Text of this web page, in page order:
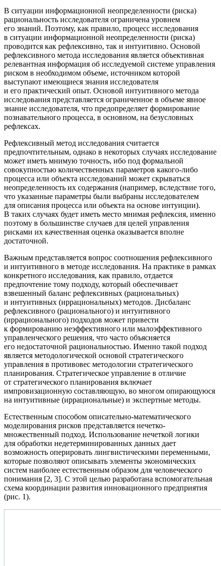
В ситуации информационной неопределенности (риска)
рациональность исследователя ограничена уровнем
его знаний. Поэтому, как правило, процесс исследования
в ситуации информационной неопределенности (риска)
проводится как рефлексивно, так и интуитивно. Основой
рефлексивного метода исследования является объективная
релевантная информация об исследуемой системе управления
риском в необходимом объеме, источником которой
выступают имеющиеся знания исследователя
и его практический опыт. Основой интуитивного метода
исследования представляется ограниченное в объеме явное
знание исследователя, что предопределяет формирование
познавательного процесса, в основном, на безусловных
рефлексах.
Рефлексивный метод исследования считается
предпочтительным, однако в некоторых случаях исследование
может иметь мнимую точность, ибо под формальной
совокупностью количественных параметров какого-либо
процесса или объекта исследований может скрываться
неопределенность их содержания (например, вследствие того,
что указанные параметры были выбраны исследователем
для описания процесса или объекта на основе интуиции).
В таких случаях будет иметь место мнимая рефлексия, именно
поэтому в большинстве случаев для целей управления
рисками их качественная оценка оказывается вполне
достаточной.
Важным представляется вопрос соотношения рефлексивного
и интуитивного в методе исследования. На практике в рамках
конкретного исследования, как правило, отдается
предпочтение тому подходу, который обеспечивает
взвешенный баланс рефлексивных (рациональных)
и интуитивных (иррациональных) методов. Дисбаланс
рефлексивного (рационального) и интуитивного
(иррационального) подходов может привести
к формированию неэффективного или малоэффективного
управленческого решения, что часто объясняется
его недостаточной рациональностью. Именно такой подход
является методологической основой стратегического
управления в противовес методологии стратегического
планирования. Стратегическое управление в отличие
от стратегического планирования включает
импровизационную составляющую, во многом опирающуюся
на интуитивные (иррациональные) и экспертные методы.
Естественным способом описательно-математического
моделирования рисков представляется нечетко-
множественный подход. Использование нечеткой логики
для обработки недетерминированных данных дает
возможность оперировать лингвистическими переменными,
которые позволяют описывать элементы экономических
систем наиболее естественным образом для человеческого
понимания [2, 3]. С этой целью разработана вспомогательная
схема координации развития инновационного предприятия
(рис. 1).